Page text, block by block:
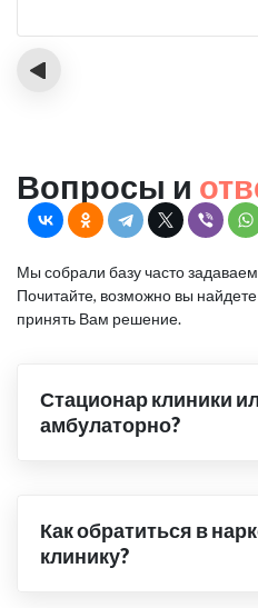
‹
Вопросы и
Мы собрали базу часто
Почитайте, возможно вы
принять Вам решение.
Стационар клиники
амбулаторно?
Как обратиться в
клинику?